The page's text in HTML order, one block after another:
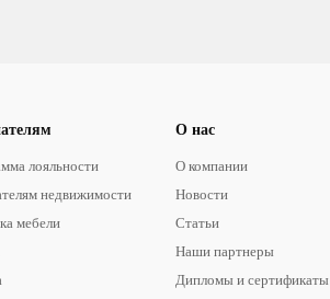
лояльности
недвижимости
мебели
О нас
О компании
Новости
Статьи
Наши партнеры
Дипломы и сертификаты